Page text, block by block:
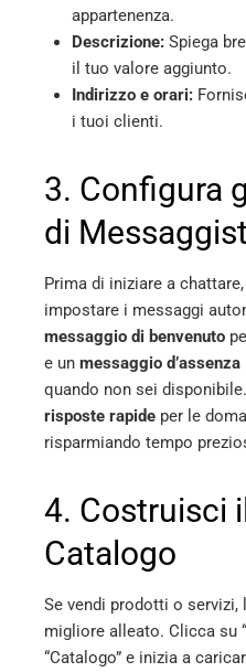
appartenenza.
Descrizione: Spiega
il tuo valore aggiunto.
Indirizzo e orari:
i tuoi clienti.
3. Configura
di
Prima di iniziare a
impostare i messaggi
messaggio di benvenuto
e un messaggio d’assenza
quando non sei
risposte rapide per le
risparmiando tempo
4. Costruisci
Catalogo
Se vendi prodotti o
migliore alleato. Clicca su
“Catalogo” e inizia a